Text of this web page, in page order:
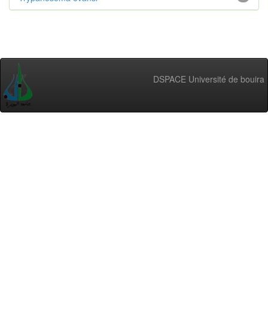
DSPACE Université de bouira